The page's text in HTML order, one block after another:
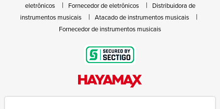
eletrônicos
Fornecedor de eletrônicos
Distribuidora de
instrumentos musicais
Atacado de instrumentos musicais
Fornecedor de instrumentos musicais